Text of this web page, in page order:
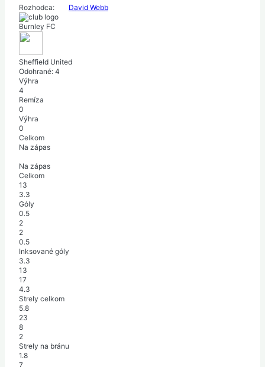
Rozhodca:
David Webb
Burnley FC
Sheffield United
Odohrané: 4
Výhra
4
Remíza
0
Výhra
0
Celkom
Na zápas
Na zápas
Celkom
13
3.3
Góly
0.5
2
2
0.5
Inksované góly
3.3
13
17
4.3
Strely celkom
5.8
23
8
2
Strely na bránu
1.8
7